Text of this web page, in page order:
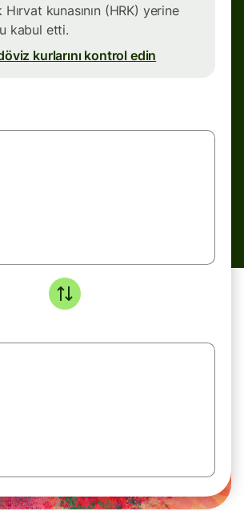
kunasının (HRK) yerine
kabul etti.
kurlarını kontrol edin